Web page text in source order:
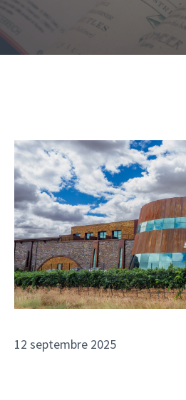
12 septembre 2025